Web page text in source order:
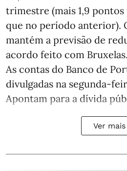
trimestre (mais 1,9
que no período anterior).
mantém a previsão de
acordo feito com Bruxelas.
As contas do Banco de
divulgadas na segunda-
Apontam para a dívida
Ver mais